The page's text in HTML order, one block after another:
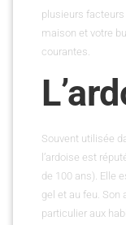
plusieurs
maison et votre
courantes.
Souvent utilisée
l’ardoise est
de 100 ans). Elle
gel et au feu. Son
particulier aux